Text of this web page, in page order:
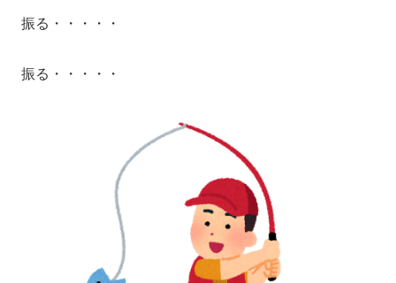
振る・・・・・
振る・・・・・